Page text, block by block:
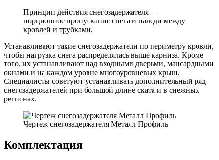
Принцип действия снегозадержателя —
порционное пропускание снега и наледи между
кровлей и трубками.
Устанавливают такие снегозадержатели по периметру кровли,
чтобы нагрузка снега распределялась выше карниза. Кроме
того, их устанавливают над входными дверьми, мансардными
окнами и на каждом уровне многоуровневых крыш.
Специалисты советуют устанавливать дополнительный ряд
снегозадержателей при большой длине ската и в снежных
регионах.
Чертеж снегозадержателя Металл Профиль
Комплектация